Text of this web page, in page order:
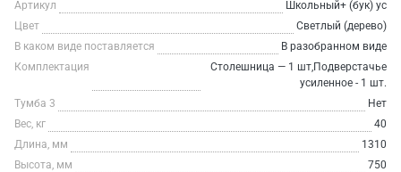
Артикул
Школьный+ (бук) ус
Цвет
Светлый (дерево)
В каком виде поставляется
В разобранном виде
Комплектация
Столешница — 1 шт,Подверстачье
усиленное - 1 шт.
Тумба 3
Нет
Вес, кг
40
Длина, мм
1310
Высота, мм
750